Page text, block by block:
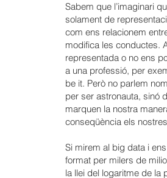
Sabem que l’imaginari
solament de
com ens relacionem
modifica les conductes.
representada o no ens
a una professió, per
be it. Però no parlem
per ser astronauta, sinó
marquen la nostra
conseqüència els
Si mirem al big data i
format per milers de
la llei del logaritme de la